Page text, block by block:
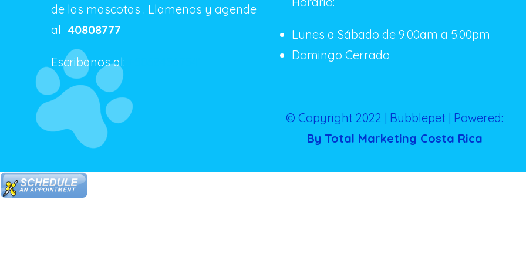
de las mascotas . Llamenos y agende
al 40808777
Escribanos al:
Lunes a Sábado de 9:00am a 5:00pm
Domingo Cerrado
© Copyright 2022 | Bubblepet | Powered:
By Total Marketing Costa Rica